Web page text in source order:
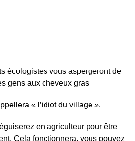
écologistes vous aspergeront de
gens aux cheveux gras.
« l’idiot du village ».
en agriculteur pour être
Cela fonctionnera, vous pouvez